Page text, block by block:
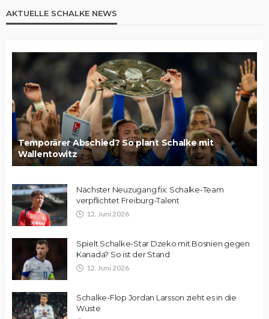
AKTUELLE SCHALKE NEWS
Temporärer Abschied? So plant Schalke mit
Wallentowitz
Nächster Neuzugang fix: Schalke-Team
verpflichtet Freiburg-Talent
12. Juni 2026
Spielt Schalke-Star Dzeko mit Bosnien gegen
Kanada? So ist der Stand
12. Juni 2026
Schalke-Flop Jordan Larsson zieht es in die
Wüste